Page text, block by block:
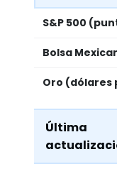
S&P 500
Bolsa
Oro (dólares
Última